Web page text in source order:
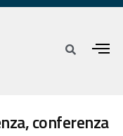
conferenza